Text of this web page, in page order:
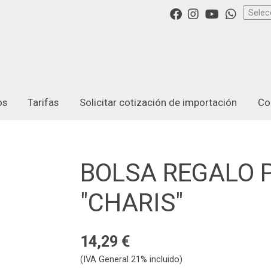
Tarifas Solicitar cotización de importación
BOLSA REGALO
"CHARIS"
14,29 €
(IVA General 21% incluido)